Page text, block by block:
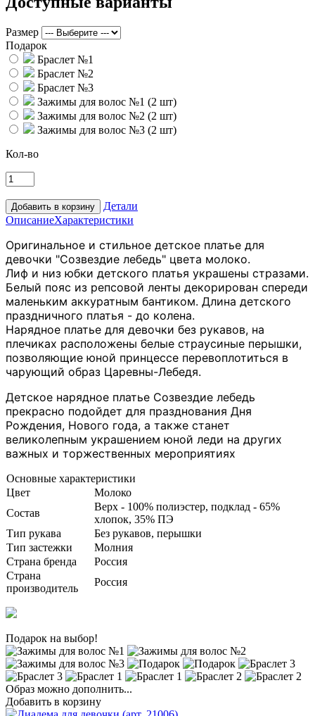
Размер
Подарок
Браслет №1
Браслет №2
Браслет №3
Зажимы для волос №1 (2 шт)
Зажимы для волос №2 (2 шт)
Зажимы для волос №3 (2 шт)
Кол-во
Детали
ОписаниеХарактеристики
Оригинальное и стильное детское платье для
девочки "Созвездие лебедь" цвета молоко.
Лиф и низ юбки детского платья украшены стразами.
Белый пояс из репсовой ленты декорирован спереди
маленьким аккуратным бантиком. Длина детского
праздничного платья - до колена.
Нарядное платье для девочки без рукавов, на
плечиках расположены белые страусиные перышки,
позволяющие юной принцессе перевоплотиться в
чарующий образ Царевны-Лебедя.
Детское нарядное платье Созвездие лебедь
прекрасно подойдет для празднования Дня
Рождения, Нового года, а также станет
великолепным украшением юной леди на других
важных и торжественных мероприятиях
Основные характеристики
Цвет
Молоко
Состав
Верх - 100% полиэстер, подклад - 65%
хлопок, 35% ПЭ
Тип рукава
Без рукавов, перышки
Тип застежки
Молния
Страна бренда
Россия
Страна
производитель
Россия
Подарок на выбор!
Образ можно дополнить...
Добавить в корзину